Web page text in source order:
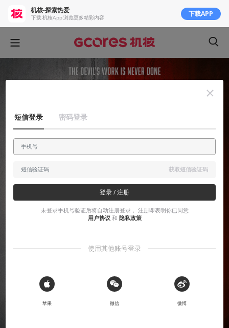
机核-探索热爱
下载 机核App 浏览更多精彩内容 下载APP
短信登录 密码登录
获取短信验证码
登录 / 注册
未登录手机号验证后将自动注册登录， 注册即表明你已同意
用户协议 和 隐私政策
使用其他账号登录
 Sign in with Apple
苹果 微信 微博